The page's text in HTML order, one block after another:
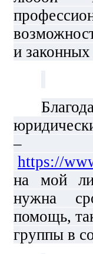
и законных
–
https://
на мой
нужна
помощь,
группы в